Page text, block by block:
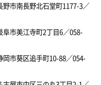
市南長野北石堂町1177-3／
市美江寺町2丁目6／058-
市葵区追手町10-88／054-